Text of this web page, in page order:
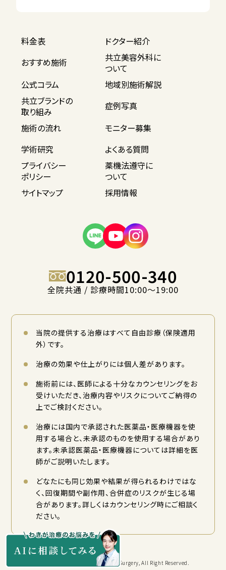
料金表
ドクター紹介
おすすめ施術
共立美容外科に
ついて
公式コラム
地域別施術解説
共立ブランドの
取り組み
症例写真
施術の流れ
モニター募集
学術研究
よくある質問
プライバシー
ポリシー
薬機法遵守に
ついて
サイトマップ
採用情報
0120-500-340
全院共通 / 診療時間10:00〜19:00
当院の提供する治療はすべて自由診療（保険適用
外）です。
治療の効果や仕上がりには個人差があります。
施術前には、医師による十分なカウンセリングをお
受けいただき、治療内容やリスクについてご納得の
上でご検討ください。
治療には国内で承認された医薬品・医療機器を使
用する場合と、未承認のものを使用する場合があり
ます。未承認医薬品・医療機器については詳細を医
師がご説明いたします。
どなたにも同じ効果や結果が得られるわけではな
く、回復期間や副作用、合併症のリスクが生じる場
合があります。詳しくはカウンセリング時にご相談く
ださい。
Copyright © KYORITSU Cosmetic Surgery, All Right Reserved.